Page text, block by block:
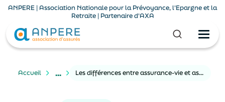
ANPERE | Association Nationale pour la Prévoyance, l'Epargne et la
Retraite | Partenaire d'AXA
Accueil ... Les différences entre assurance-vie et assurance décès